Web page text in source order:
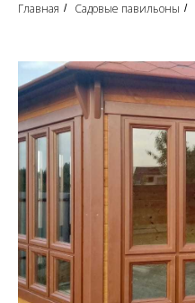
Главная / Садовые павильоны /